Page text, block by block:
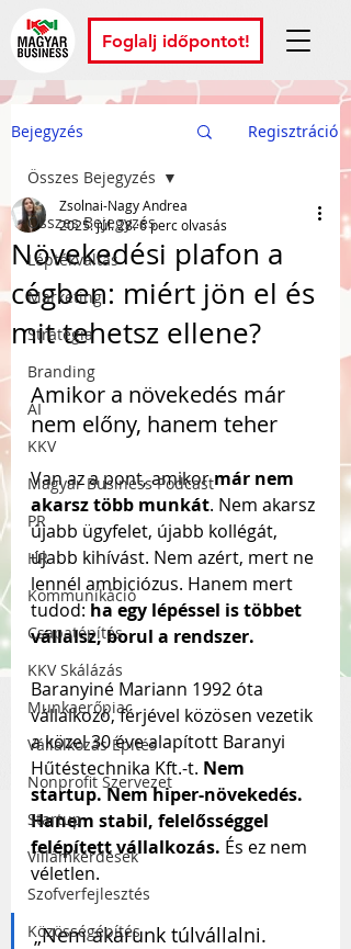
Foglalj időpontot!
Bejegyzés Regisztráció
Összes Bejegyzés
Léptékváltás
Marketing
Stratégia
Branding
AI
KKV
Magyar Business Podcast
PR
HR
Kommunikáció
Csapatépítés
KKV Skálázás
Munkaerőpiac
Vállalkozás Építés
Nonprofit Szervezet
Startup
Villámkérdések
Szofverfejlesztés
Közösségépítés
Összes Bejegyzés
Növekedési plafon a
cégben: miért jön el és
mit tehetsz ellene?
Zsolnai-Nagy Andrea
2025. júl. 28.6 perc olvasás
Amikor a növekedés már
nem előny, hanem teher
Van az a pont, amikor már nem
akarsz több munkát. Nem akarsz
újabb ügyfelet, újabb kollégát,
újabb kihívást. Nem azért, mert ne
lennél ambiciózus. Hanem mert
tudod: ha egy lépéssel is többet
vállalsz, borul a rendszer.
Baranyiné Mariann 1992 óta
vállalkozó, férjével közösen vezetik
a közel 30 éve alapított Baranyi
Hűtéstechnika Kft.-t. Nem
startup. Nem hiper-növekedés.
Hanem stabil, felelősséggel
felépített vállalkozás. És ez nem
véletlen.
„Nem akarunk túlvállalni.